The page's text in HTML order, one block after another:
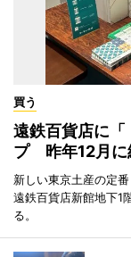
買う
遠鉄百貨店に「
プ 昨年12月に
新しい東京土産の定
遠鉄百貨店新館地下1
る。